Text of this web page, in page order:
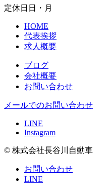
定休日 日・月
HOME
代表挨拶
求人概要
ブログ
会社概要
お問い合わせ
メールでのお問い合わせ
LINE
Instagram
© 株式会社長谷川自動車
お問い合わせ
LINE